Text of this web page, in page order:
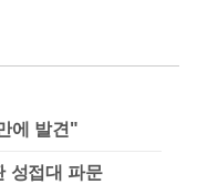
에 발견"
성접대 파문